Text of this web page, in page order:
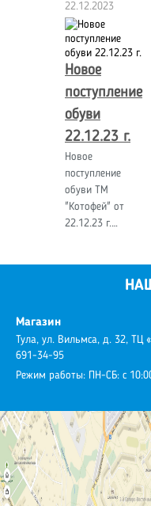
22.12.2023
Новое
поступление
обуви
22.12.23 г.
Новое
поступление
обуви ТМ
"Котофей" от
22.12.23 г.…
Магазин
Тула, ул. Вильмса, д. 32, ТЦ
691-34-95
Режим работы: ПН-СБ: с